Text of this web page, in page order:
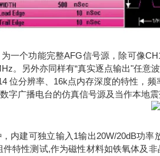
一个功能完整AFG信号源，除可像
。另外亦同样有“真实逐点输出"任意
位分辨率、16k点内存深度的特性，
字广播电台的仿真信号源及当作本地震
内建可独立输入1输出20W/20dB功
件特性测试,作为磁性材料如铁氧体及